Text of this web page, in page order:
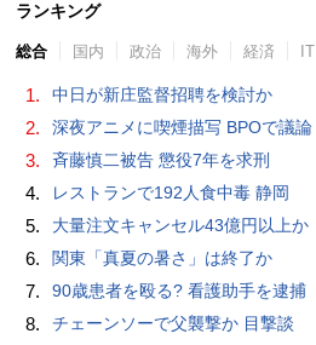
ランキング
総合 国内 政治 海外 経済 IT
1. 中日が新庄監督招聘を検討か
2. 深夜アニメに喫煙描写 BPOで議論
3. 斉藤慎二被告 懲役7年を求刑
4. レストランで192人食中毒 静岡
5. 大量注文キャンセル43億円以上か
6. 関東「真夏の暑さ」は終了か
7. 90歳患者を殴る? 看護助手を逮捕
8. チェーンソーで父襲撃か 目撃談